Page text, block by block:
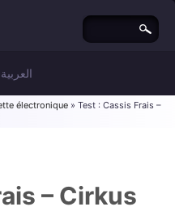
العربية
électronique » Test : Cassis Frais –
– Cirkus